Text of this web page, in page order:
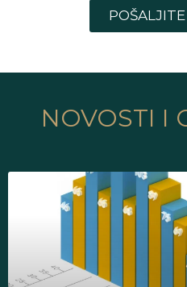
NOVOSTI I